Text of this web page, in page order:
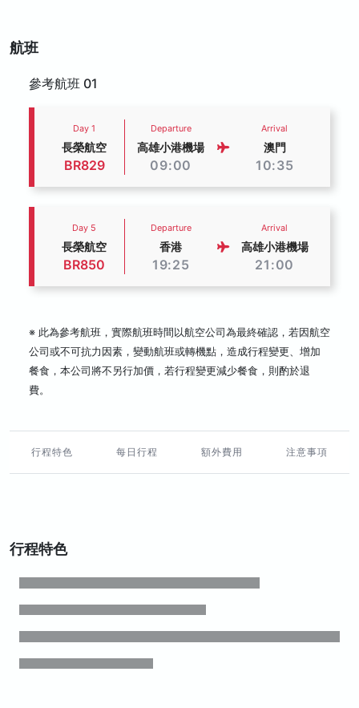
航班
參考航班 01
Day 1
長榮航空
BR829
Departure
高雄小港機場
09:00
Arrival
澳門
10:35
Day 5
長榮航空
BR850
Departure
香港
19:25
Arrival
高雄小港機場
21:00
※ 此為參考航班，實際航班時間以航空公司為最終確認，若因航空
公司或不可抗力因素，變動航班或轉機點，造成行程變更、增加
餐食，本公司將不另行加價，若行程變更減少餐食，則酌於退
費。
行程特色 每日行程 額外費用 注意事項
行程特色